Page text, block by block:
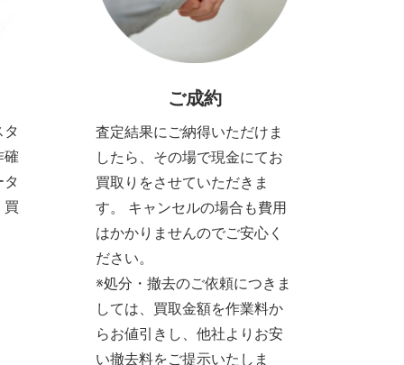
タ
確
買
ご成約
査定結果にご納得いただけま
したら、その場で現金にてお
買取りをさせていただきま
す。 キャンセルの場合も費用
はかかりませんのでご安心く
ださい。
※処分・撤去のご依頼につきま
しては、買取金額を作業料か
らお値引きし、他社よりお安
い撤去料をご提示いたしま